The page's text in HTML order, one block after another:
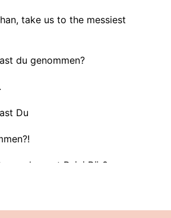
take us to the messiest
du genommen?
Du
wo kommt Raini Bär?